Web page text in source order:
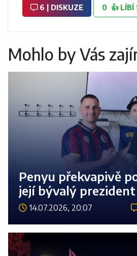
6 | DISKUZE 0 👍 LÍBÍ
Mohlo by Vás
Penyu překvapivě
její bývalý prezident
14.07.2026, 20:07